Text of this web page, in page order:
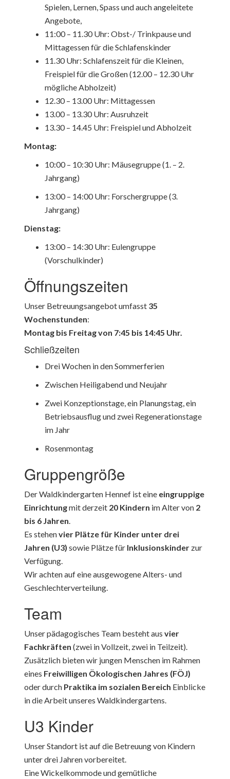
Spielen, Lernen, Spass und auch angeleitete
Angebote,
11:00 – 11.30 Uhr: Obst-/ Trinkpause und
Mittagessen für die Schlafenskinder
11.30 Uhr: Schlafenszeit für die Kleinen,
Freispiel für die Großen (12.00 – 12.30 Uhr
mögliche Abholzeit)
12.30 – 13.00 Uhr: Mittagessen
13.00 – 13.30 Uhr: Ausruhzeit
13.30 – 14.45 Uhr: Freispiel und Abholzeit
Montag:
10:00 – 10:30 Uhr: Mäusegruppe (1. – 2.
Jahrgang)
13:00 – 14:00 Uhr: Forschergruppe (3.
Jahrgang)
Dienstag:
13:00 – 14:30 Uhr: Eulengruppe
(Vorschulkinder)
Öffnungszeiten
Unser Betreuungsangebot umfasst 35
Wochenstunden:
Montag bis Freitag von 7:45 bis 14:45 Uhr.
Schließzeiten
Drei Wochen in den Sommerferien
Zwischen Heiligabend und Neujahr
Zwei Konzeptionstage, ein Planungstag, ein
Betriebsausflug und zwei Regenerationstage
im Jahr
Rosenmontag
Gruppengröße
Der Waldkindergarten Hennef ist eine eingruppige
Einrichtungmit derzeit 20 Kindern im Alter von 2
bis 6 Jahren.
Es stehenvier Plätze für Kinder unter drei
Jahren (U3) sowie Plätze für Inklusionskinderzur
Verfügung.
Wir achten auf eine ausgewogene Alters- und
Geschlechterverteilung.
Team
Unser pädagogisches Team besteht aus vier
Fachkräften (zwei in Vollzeit, zwei in Teilzeit).
Zusätzlich bieten wir jungen Menschen im Rahmen
eines Freiwilligen Ökologischen Jahres (FÖJ)
oder durch Praktika im sozialen Bereich Einblicke
in die Arbeit unseres Waldkindergartens.
U3 Kinder
Unser Standort ist auf die Betreuung von Kindern
unter drei Jahren vorbereitet.
Eine Wickelkommode und gemütliche